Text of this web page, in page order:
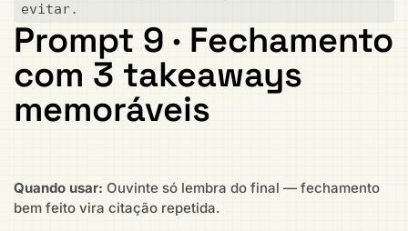
evitar.
Prompt 9 · Fechamento
com 3 takeaways
memoráveis
Quando usar: Ouvinte só lembra do final — fechamento
bem feito vira citação repetida.